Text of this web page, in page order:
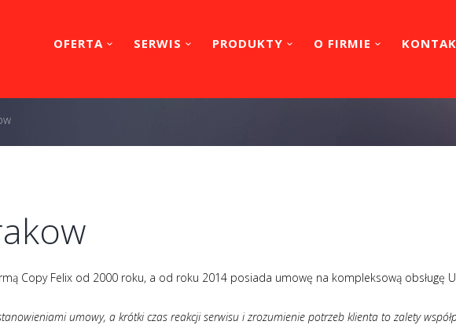
OFERTA SERWIS PRODUKTY O FIRMIE
Copy Felix od 2000 roku, a od roku 2014 posiada umowę na kompleksową obsługę
umowy, a krótki czas reakcji serwisu i zrozumienie potrzeb klienta to zalety